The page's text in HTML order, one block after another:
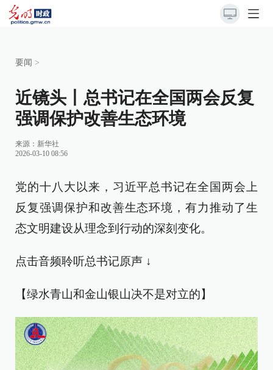
要闻 >
近镜头丨总书记在全国两会反复
强调保护改善生态环境
来源： 新华社
2026-03-10 08:56
党的十八大以来，习近平总书记在全国两会上
反复强调保护和改善生态环境，有力推动了生
态文明建设从理念到行动的深刻变化。
点击音频聆听总书记原声 ↓
【绿水青山和金山银山决不是对立的】